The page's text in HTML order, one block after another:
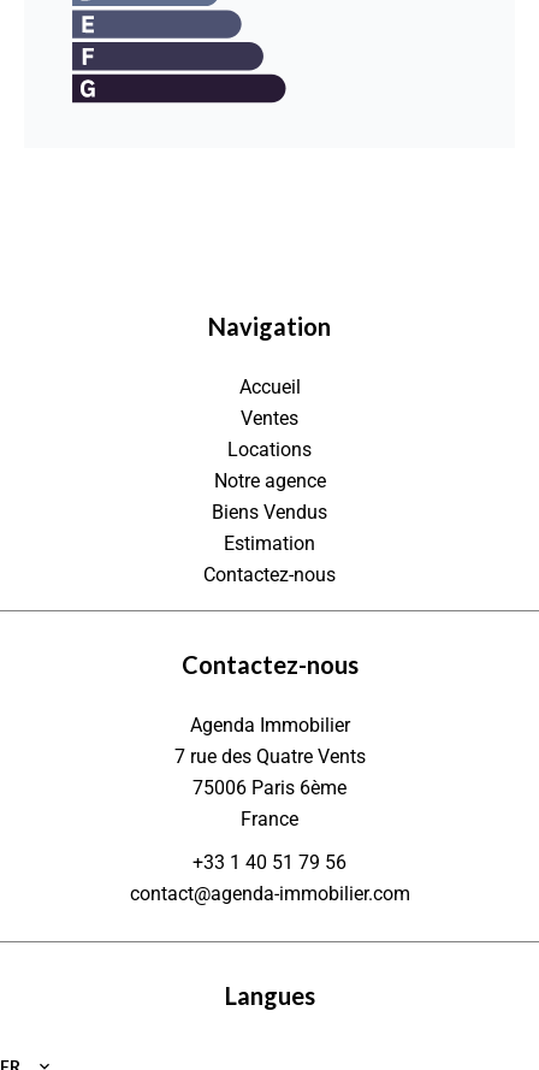
Navigation
Accueil
Ventes
Locations
Notre agence
Biens Vendus
Estimation
Contactez-nous
Contactez-nous
Agenda Immobilier
7 rue des Quatre Vents
75006 Paris 6ème
France
+33 1 40 51 79 56
contact@agenda-immobilier.com
Langues
FR